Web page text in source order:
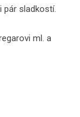
pár sladkostí.
ml. a